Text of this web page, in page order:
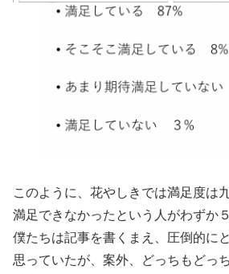
このように、花やしきでは満足度は
満足できなかったという人がわずか
僕たちは記事を書くまえ、圧倒的に
思っていたが、案外、どっちもどっ